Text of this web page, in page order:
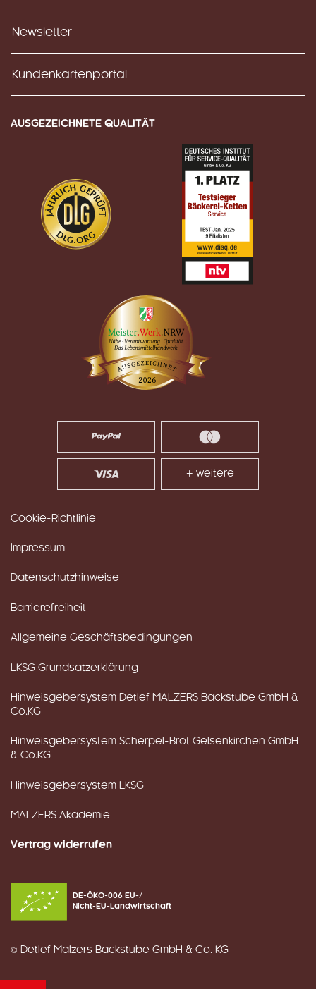
Newsletter
Kundenkartenportal
AUSGEZEICHNETE QUALITÄT
+ weitere
Cookie-Richtlinie
Impressum
Datenschutzhinweise
Barrierefreiheit
Allgemeine Geschäftsbedingungen
LKSG Grundsatzerklärung
Hinweisgebersystem Detlef MALZERS Backstube GmbH &
Co.KG
Hinweisgebersystem Scherpel-Brot Gelsenkirchen GmbH
& Co.KG
Hinweisgebersystem LKSG
MALZERS Akademie
Vertrag widerrufen
DE-ÖKO-006 EU-/
Nicht-EU-Landwirtschaft
© Detlef Malzers Backstube GmbH & Co. KG